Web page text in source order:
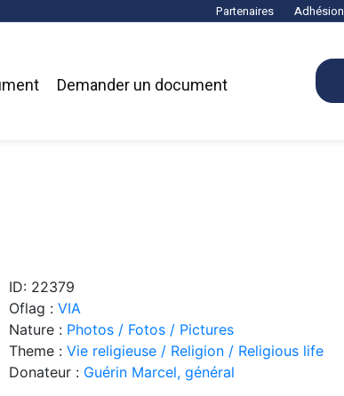
Partenaires Adhésion
Demander un document
ID: 22379
Oflag : VIA
Nature : Photos / Fotos / Pictures
Theme : Vie religieuse / Religion / Religious life
Donateur : Guérin Marcel, général